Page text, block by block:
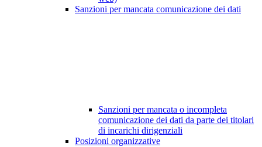
Sanzioni per mancata comunicazione dei dati
Sanzioni per mancata o incompleta
comunicazione dei dati da parte dei titolari
di incarichi dirigenziali
Posizioni organizzative